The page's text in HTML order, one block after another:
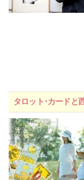
タロット･カードと